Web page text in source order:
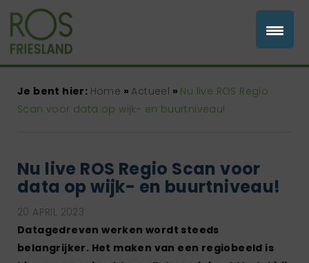
Je bent hier: Home » Actueel » Nu live ROS Regio
Scan voor data op wijk- en buurtniveau!
Nu live ROS Regio Scan voor
data op wijk- en buurtniveau!
20 APRIL 2023
Datagedreven werken wordt steeds
belangrijker. Het maken van een regiobeeld is